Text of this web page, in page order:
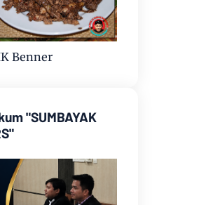
Benner
"SUMBAYAK